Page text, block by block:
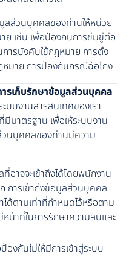
ลส่วนบุคคลของท่านให้หน่วย
ย เช่น เพื่อป้องกันการข่มขู่ต่อ
ารบังคับใช้กฎหมาย การตั้ง
มาย การป้องกันกรณีฉ้อโกง
ารเก็บรักษาข้อมูลส่วนบุคคล
บบงานสารสนเทศของเรา
มาตรฐาน เพื่อให้ระบบงาน
วนบุคคลของท่านมีความ
อาจจะเข้าถึงได้โดยพนักงาน
การเข้าถึงข้อมูลส่วนบุคคล
ด้ตามเท่าที่กำหนดไว้หรือตาม
น้าที่ในการรักษาความลับและ
องกันไม่ให้มีการเข้าสู่ระบบ